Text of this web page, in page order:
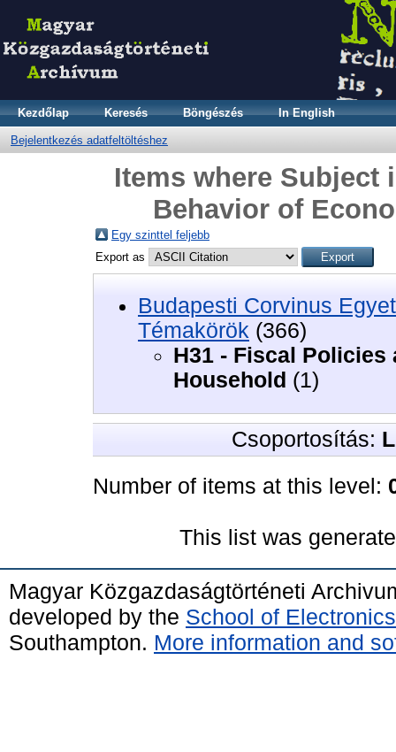
Kezdőlap Keresés Böngészés In English
Bejelentkezés adatfeltöltéshez
Items where Subject
Behavior of
Egy szinttel feljebb
Export as
Budapesti Corvinus
Témakörök (366)
H31 - Fiscal
Household (1)
Csoportosítás:
Number of items at this level:
This list was
Magyar Közgazdaságtörténeti
developed by the School of
Southampton. More information and